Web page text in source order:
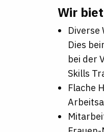
Wir
Dies
bei der
Skills
Flache